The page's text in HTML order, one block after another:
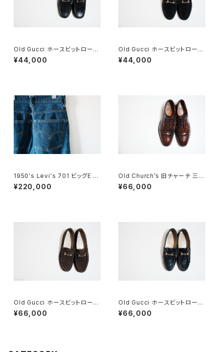
Old Gucci ホースビットローフ
ァー 34C BK
¥44,000
Old Gucci ホースビットローフ
ァー 37C BK Suede
¥44,000
1950's Levi's 701 ビッグE 2
4×30
¥220,000
Old Church’s 旧チャーチ 三都
市 Grafton グラフトン 100F
¥66,000
Old Gucci ホースビットローフ
ァー 35C スエードDB
¥66,000
Old Gucci ホースビットローフ
ァー 36C NV
¥66,000